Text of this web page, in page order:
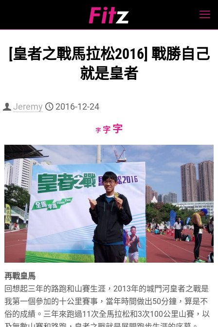
[皇者之戰馬拉松2016] 戰勝自己
就是皇者
Jeremy 2016-12-24
字Decrease
size.
字Reset
size.
字Increase
size.
再戰皇馬
回想起三年的路跑和山賽生涯，2013年的城門河皇者之戰是
我第一個參加的十公里賽事，當年時間做出50分鐘，算是不
俗的成績。三年來跑過11次全馬拉松和3次100公里山賽，以